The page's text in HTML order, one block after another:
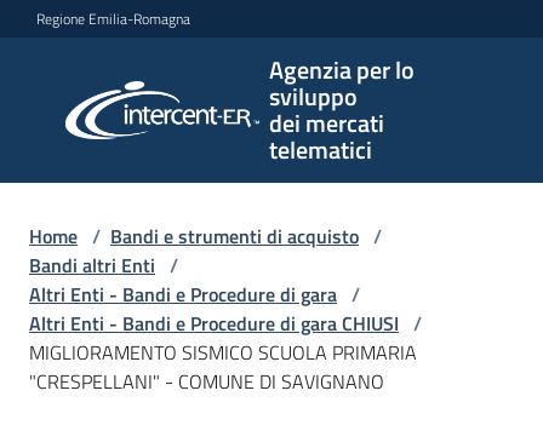
Vai al contenuto
Vai alla navigazione
Vai al footer
Regione Emilia-Romagna
Agenzia per lo
sviluppo
dei mercati
telematici
per lo
sviluppo
telematici
L'Agenzia
Home / Bandi e strumenti di acquisto /
Bandi altri Enti /
Altri Enti - Bandi e Procedure di gara /
Altri Enti - Bandi e Procedure di gara CHIUSI /
MIGLIORAMENTO SISMICO SCUOLA PRIMARIA
"CRESPELLANI" - COMUNE DI SAVIGNANO